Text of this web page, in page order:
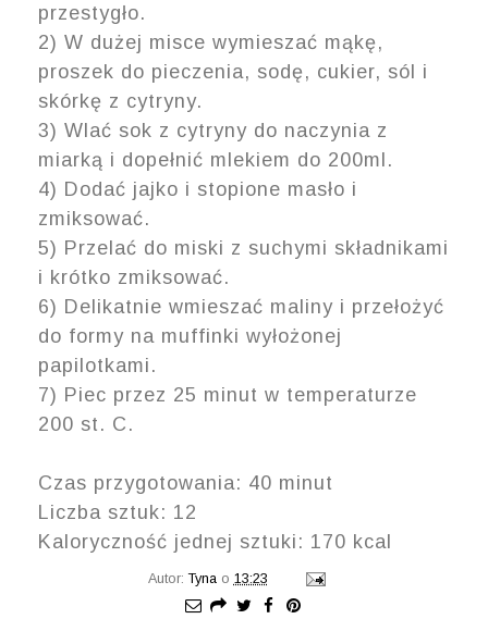
przestygło.
2) W dużej misce wymieszać mąkę,
proszek do pieczenia, sodę, cukier, sól i
skórkę z cytryny.
3) Wlać sok z cytryny do naczynia z
miarką i dopełnić mlekiem do 200ml.
4) Dodać jajko i stopione masło i
zmiksować.
5) Przelać do miski z suchymi składnikami
i krótko zmiksować.
6) Delikatnie wmieszać maliny i przełożyć
do formy na muffinki wyłożonej
papilotkami.
7) Piec przez 25 minut w temperaturze
200 st. C.
Czas przygotowania: 40 minut
Liczba sztuk: 12
Kaloryczność jednej sztuki: 170 kcal
Autor:Tyna o 13:23